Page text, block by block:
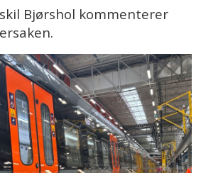
Bjørshol kommenterer